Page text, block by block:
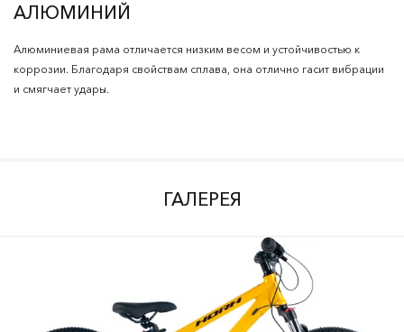
АЛЮМИНИЙ
Алюминиевая рама отличается низким весом и устойчивостью к
коррозии. Благодаря свойствам сплава, она отлично гасит вибрации
и смягчает удары.
ГАЛЕРЕЯ